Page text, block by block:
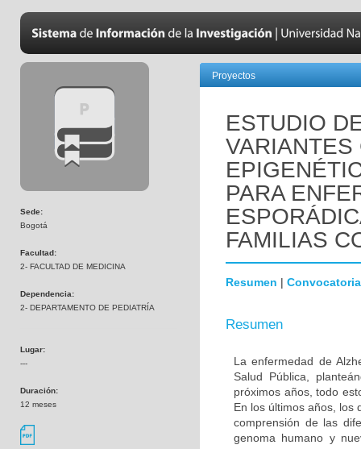
Sede:
Bogotá
Facultad:
2- FACULTAD DE MEDICINA
Dependencia:
2- DEPARTAMENTO DE PEDIATRÍA
Lugar:
---
Duración:
12 meses
Proyectos
ESTUDIO
VARIANTES
PARA
FAMILIAS
Resumen | Convocatoria
Resumen
La enfermedad de
Salud Pública,
próximos años, todo
En los últimos años, los
comprensión de las
genoma humano y